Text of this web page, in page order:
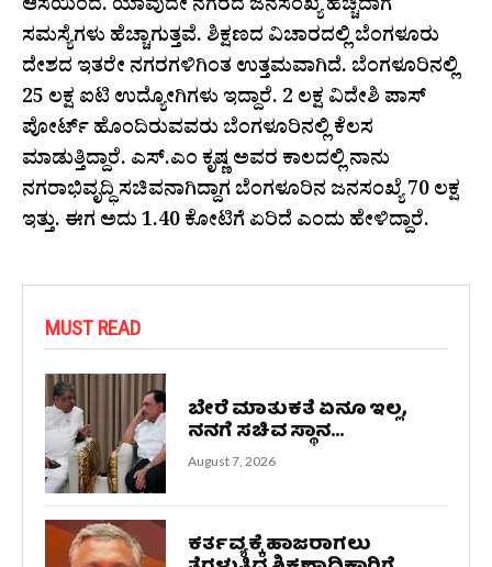
ಆಸೆಯಿಂದ. ಯಾವುದೇ ನಗರದ ಜನಸಂಖ್ಯೆ ಹೆಚ್ಚಿದಾಗ
ಸಮಸ್ಯೆಗಳು ಹೆಚ್ಚಾಗುತ್ತವೆ. ಶಿಕ್ಷಣದ ವಿಚಾರದಲ್ಲಿ ಬೆಂಗಳೂರು
ದೇಶದ ಇತರೇ ನಗರಗಳಿಗಿಂತ ಉತ್ತಮವಾಗಿದೆ. ಬೆಂಗಳೂರಿನಲ್ಲಿ
25 ಲಕ್ಷ ಐಟಿ ಉದ್ಯೋಗಿಗಳು ಇದ್ದಾರೆ. 2 ಲಕ್ಷ ವಿದೇಶಿ ಪಾಸ್
ಪೋರ್ಟ್ ಹೊಂದಿರುವವರು ಬೆಂಗಳೂರಿನಲ್ಲಿ ಕೆಲಸ
ಮಾಡುತ್ತಿದ್ದಾರೆ. ಎಸ್.ಎಂ ಕೃಷ್ಣ ಅವರ ಕಾಲದಲ್ಲಿ ನಾನು
ನಗರಾಭಿವೃದ್ಧಿ ಸಚಿವನಾಗಿದ್ದಾಗ ಬೆಂಗಳೂರಿನ ಜನಸಂಖ್ಯೆ 70 ಲಕ್ಷ
ಇತ್ತು. ಈಗ ಅದು 1.40 ಕೋಟಿಗೆ ಏರಿದೆ ಎಂದು ಹೇಳಿದ್ದಾರೆ.
MUST READ
ಬೇರೆ ಮಾತುಕತೆ ಏನೂ ಇಲ್ಲ,
ನನಗೆ ಸಚಿವ ಸ್ಥಾನ...
August 7, 2026
ಕರ್ತವ್ಯಕ್ಕೆ ಹಾಜರಾಗಲು